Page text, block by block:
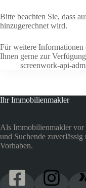
Bitte beachten Sie, dass
hinzugerechnet wird.
Für weitere
Ihnen gerne zur
screenwork-api-
Ihr Immobilienmakler
Als Immobilienmakler vor
und Suchende
Vorhaben.